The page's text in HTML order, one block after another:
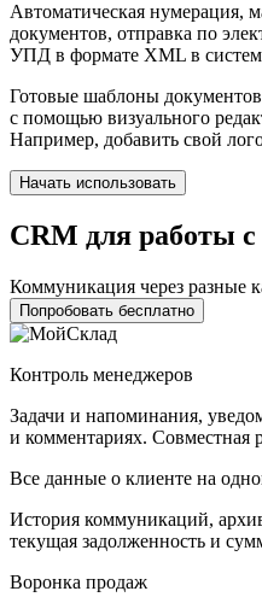
Автоматическая нумерация,
документов, отправка по
УПД в формате XML в
Готовые шаблоны
с помощью визуального
Например, добавить свой
Начать использовать
CRM для работы
Коммуникация через разные
Попробовать бесплатно
Контроль менеджеров
Задачи и напоминания,
и комментариях. Совместная
Все данные о клиенте на
История коммуникаций,
текущая задолженность и
Воронка продаж